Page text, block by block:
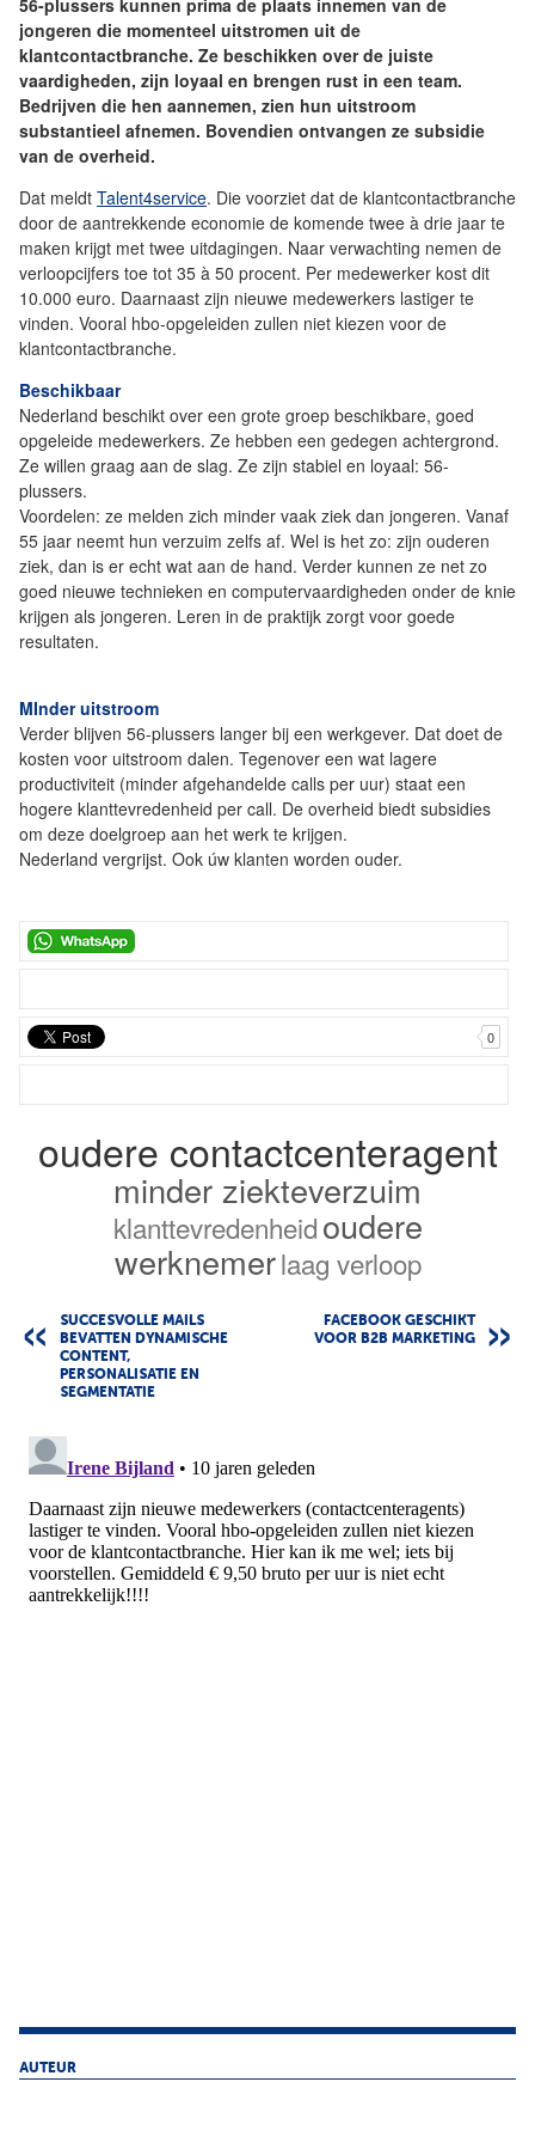
56-plussers kunnen prima de plaats innemen van de
jongeren die momenteel uitstromen uit de
klantcontactbranche. Ze beschikken over de juiste
vaardigheden, zijn loyaal en brengen rust in een team.
Bedrijven die hen aannemen, zien hun uitstroom
substantieel afnemen. Bovendien ontvangen ze subsidie
van de overheid.
Dat meldt Talent4service. Die voorziet dat de klantcontactbranche
door de aantrekkende economie de komende twee à drie jaar te
maken krijgt met twee uitdagingen. Naar verwachting nemen de
verloopcijfers toe tot 35 à 50 procent. Per medewerker kost dit
10.000 euro. Daarnaast zijn nieuwe medewerkers lastiger te
vinden. Vooral hbo-opgeleiden zullen niet kiezen voor de
klantcontactbranche.
Beschikbaar
Nederland beschikt over een grote groep beschikbare, goed
opgeleide medewerkers. Ze hebben een gedegen achtergrond.
Ze willen graag aan de slag. Ze zijn stabiel en loyaal: 56-
plussers.
Voordelen: ze melden zich minder vaak ziek dan jongeren. Vanaf
55 jaar neemt hun verzuim zelfs af. Wel is het zo: zijn ouderen
ziek, dan is er echt wat aan de hand. Verder kunnen ze net zo
goed nieuwe technieken en computervaardigheden onder de knie
krijgen als jongeren. Leren in de praktijk zorgt voor goede
resultaten.
MInder uitstroom
Verder blijven 56-plussers langer bij een werkgever. Dat doet de
kosten voor uitstroom dalen. Tegenover een wat lagere
productiviteit (minder afgehandelde calls per uur) staat een
hogere klanttevredenheid per call. De overheid biedt subsidies
om deze doelgroep aan het werk te krijgen.
Nederland vergrijst. Ook úw klanten worden ouder.
0
oudere contactcenteragent
minder ziekteverzuim
klanttevredenheidoudere
werknemerlaag verloop
SUCCESVOLLE MAILS
BEVATTEN DYNAMISCHE
CONTENT,
PERSONALISATIE EN
SEGMENTATIE
FACEBOOK GESCHIKT
VOOR B2B MARKETING
AUTEUR